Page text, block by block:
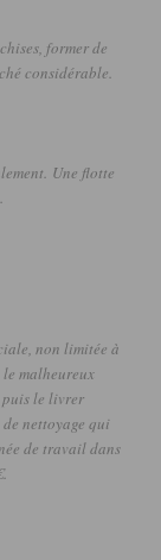
former de
considérable.
Une flotte
non limitée à
malheureux
puis le livrer
nettoyage qui
de travail dans